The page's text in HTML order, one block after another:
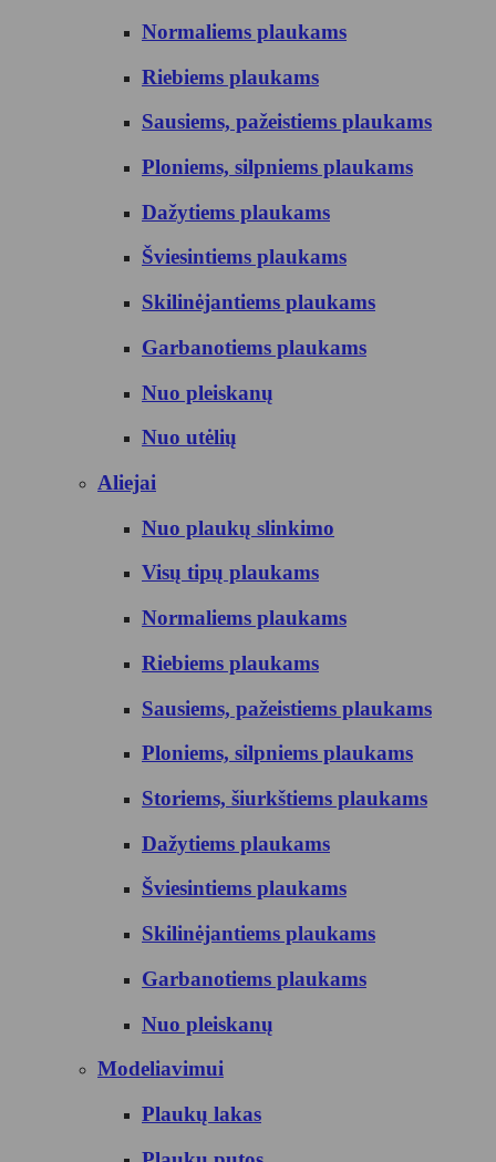
Normaliems plaukams
Riebiems plaukams
Sausiems, pažeistiems plaukams
Ploniems, silpniems plaukams
Dažytiems plaukams
Šviesintiems plaukams
Skilinėjantiems plaukams
Garbanotiems plaukams
Nuo pleiskanų
Nuo utėlių
Aliejai
Nuo plaukų slinkimo
Visų tipų plaukams
Normaliems plaukams
Riebiems plaukams
Sausiems, pažeistiems plaukams
Ploniems, silpniems plaukams
Storiems, šiurkštiems plaukams
Dažytiems plaukams
Šviesintiems plaukams
Skilinėjantiems plaukams
Garbanotiems plaukams
Nuo pleiskanų
Modeliavimui
Plaukų lakas